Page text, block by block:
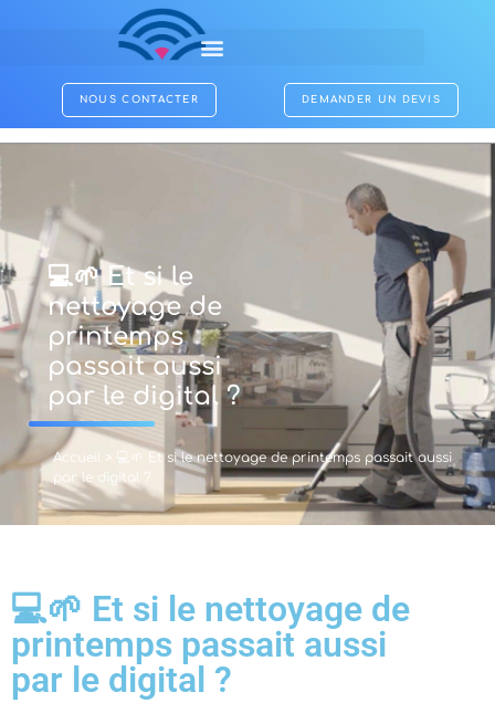
NOUS CONTACTER DEMANDER UN DEVIS
💻🌱 Et si le
nettoyage de
printemps
passait aussi
par le digital ?
Accueil >💻🌱 Et si le nettoyage de printemps passait aussi
par le digital ?
💻🌱 Et si le nettoyage de
printemps passait aussi
par le digital ?